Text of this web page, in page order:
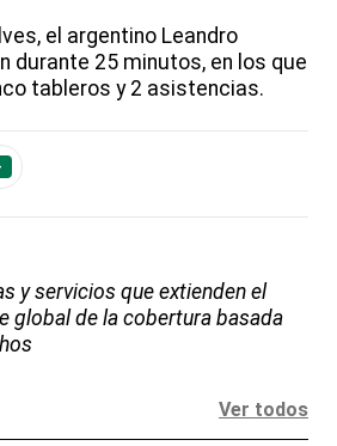
el argentino Leandro
durante 25 minutos, en los que
tableros y 2 asistencias.
y servicios que extienden el
global de la cobertura basada
Ver todos